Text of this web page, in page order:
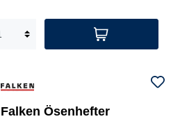
Falken Ösenhefter